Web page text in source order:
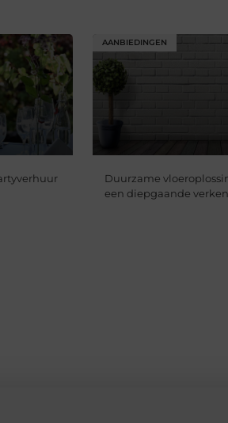
AANBIEDINGEN
Duurzame
een diepgaande